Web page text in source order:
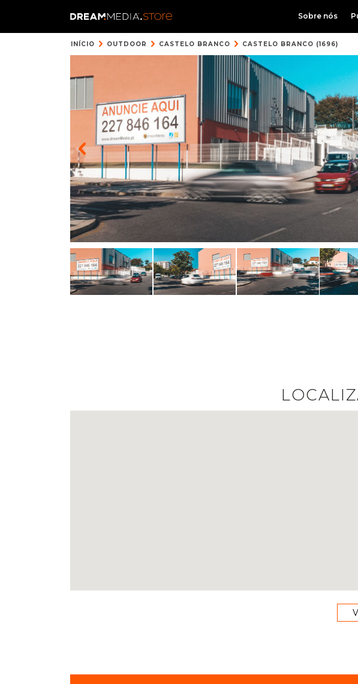
Sobre nós
INÍCIO OUTDOOR CASTELO BRANCO CASTELO BRANCO (1696)